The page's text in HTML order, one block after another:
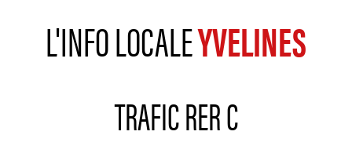
L'INFO LOCALEYVELINES
TRAFIC RER C